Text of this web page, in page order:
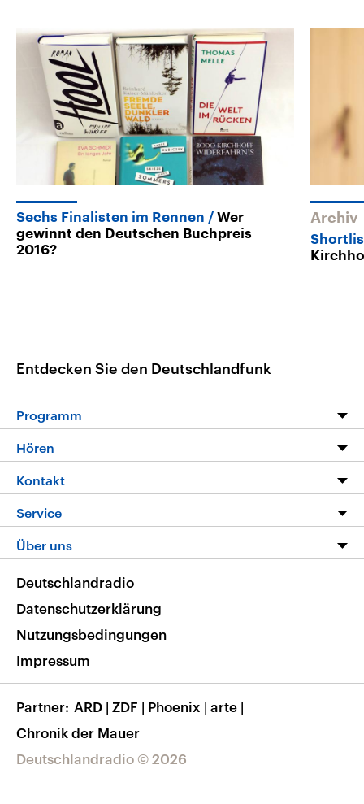
Sechs Finalisten im Rennen
Wer
gewinnt den Deutschen Buchpreis
2016?
Archiv
Entdecken Sie den Deutschlandfunk
Programm
Programm
Die Nachrichten
Nachrichtenleicht
Neue Beiträge auf dlf.de
Hören
Livestream
Podcasts
Deutschlandfunk App
Nachrichten App
Frequenzen
Kontakt
Hörerservice
Service
FAQ
Veranstaltungen
Musikliste
RSS
Über uns
Barrierefreiheit
Deutschlandradio © 2026
Deutschlandradio
Datenschutzerklärung
Nutzungsbedingungen
Impressum
Partner ARD | ZDF | Phoenix | arte |
Chronik der Mauer